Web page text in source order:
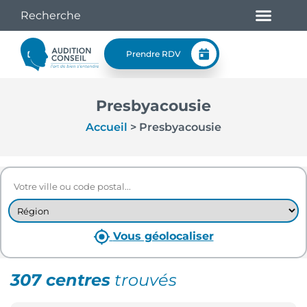
Prendre RDV
Presbyacousie
Accueil > Presbyacousie
Vous géolocaliser
307 centres trouvés